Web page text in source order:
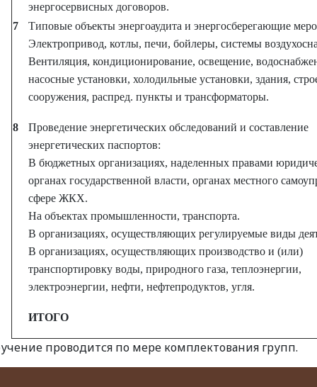
энергосервисных договоров.
7
Типовые объекты энергоаудита и энергосберегающие
Электропривод, котлы, печи, бойлеры, системы
Вентиляция, кондиционирование, освещение,
насосные установки, холодильные установки, здания,
сооружения, распред. пункты и трансформаторы.
8
Проведение энергетических обследований и составление
энергетических паспортов:
В бюджетных организациях, наделенных правами
органах государственной власти, органах местного
сфере ЖКХ.
На объектах промышленности, транспорта.
В организациях, осуществляющих регулируемые виды
В организациях, осуществляющих производство и (или)
транспортировку воды, природного газа, теплоэнергии,
электроэнергии, нефти, нефтепродуктов, угля.
ИТОГО
проводится по мере комплектования групп.